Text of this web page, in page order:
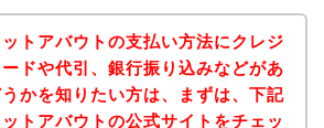
トアバウトの支払い方法にクレジ
ドや代引、銀行振り込みなどがあ
かを知りたい方は、まずは、下記
トアバウトの公式サイトをチェッ